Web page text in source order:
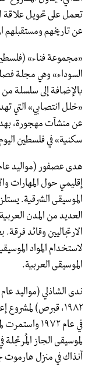
تعمل على تحويل علاقة
عن تاريخهم ومستقبلهم
«مجموعة فناء»
السوداء» وهي مجلة
بالإضافة إلى سلسلة
«خلل انتصابي» التي
عن منشآت مهجورة،
سكنية» في فلسطين
إقليمي حول المهارات
الموسيقى الشرقية.
العديد من المدن
الارتجاليين وقائد
لاستخدام المواد
الموسيقى العربية.
١٩٨٢، قبرص)
لموسيقى الجاز
آنذاك في منزل